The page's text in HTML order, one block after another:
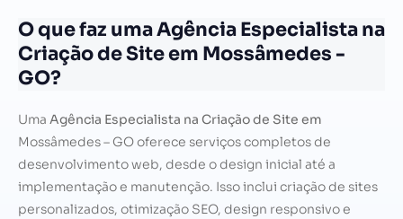
O que faz uma Agência Especialista na
Criação de Site em Mossâmedes -
GO?
Uma Agência Especialista na Criação de Site em
Mossâmedes – GO oferece serviços completos de
desenvolvimento web, desde o design inicial até a
implementação e manutenção. Isso inclui criação de sites
personalizados, otimização SEO, design responsivo e